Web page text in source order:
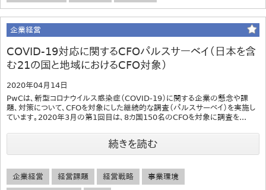
企業経営
COVID-19対応に関するCFOパルスサーベイ（日本を含
む21の国と地域におけるCFO対象）
2020年04月14日
PwCは、新型コロナウイルス感染症（COVID-19）に関する企業の懸念や課
題、対策について、CFOを対象にした継続的な調査（パルスサーベイ）を実施し
ています。2020年3月の第1回目は、8カ国150名のCFOを対象に調査を...
続きを読む
企業経営 経営課題 経営戦略 事業環境